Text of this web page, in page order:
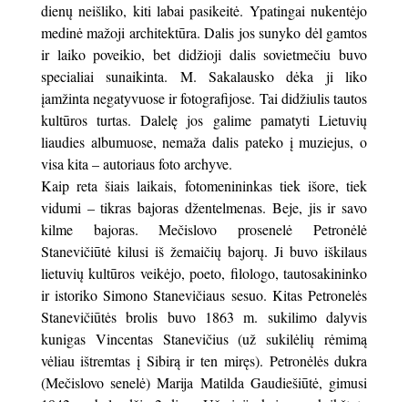
dienų neišliko, kiti labai pasikeitė. Ypatingai nukentėjo
medinė mažoji architektūra. Dalis jos sunyko dėl gamtos
ir laiko poveikio, bet didžioji dalis sovietmečiu buvo
specialiai sunaikinta. M. Sakalausko dėka ji liko
įamžinta negatyvuose ir fotografijose. Tai didžiulis tautos
kultūros turtas. Dalelę jos galime pamatyti Lietuvių
liaudies albumuose, nemaža dalis pateko į muziejus, o
visa kita – autoriaus foto archyve.
Kaip reta šiais laikais, fotomenininkas tiek išore, tiek
vidumi – tikras bajoras džentelmenas. Beje, jis ir savo
kilme bajoras. Mečislovo prosenelė Petronėlė
Stanevičiūtė kilusi iš žemaičių bajorų. Ji buvo iškilaus
lietuvių kultūros veikėjo, poeto, filologo, tautosakininko
ir istoriko Simono Stanevičiaus sesuo. Kitas Petronelės
Stanevičiūtės brolis buvo 1863 m. sukilimo dalyvis
kunigas Vincentas Stanevičius (už sukilėlių rėmimą
vėliau ištremtas į Sibirą ir ten miręs). Petronėlės dukra
(Mečislovo senelė) Marija Matilda Gaudiešiūtė, gimusi